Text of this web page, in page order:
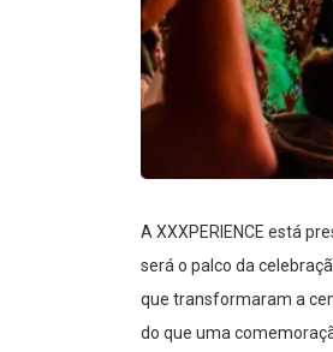
A XXXPERIENCE está
será o palco da
que transformaram a
do que uma